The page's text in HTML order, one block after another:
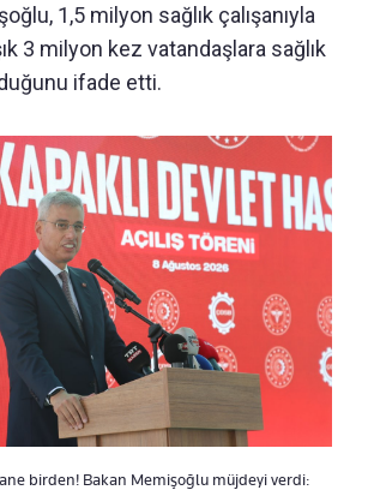
1,5 milyon sağlık çalışanıyla
3 milyon kez vatandaşlara sağlık
ifade etti.
birden! Bakan Memişoğlu müjdeyi verdi: